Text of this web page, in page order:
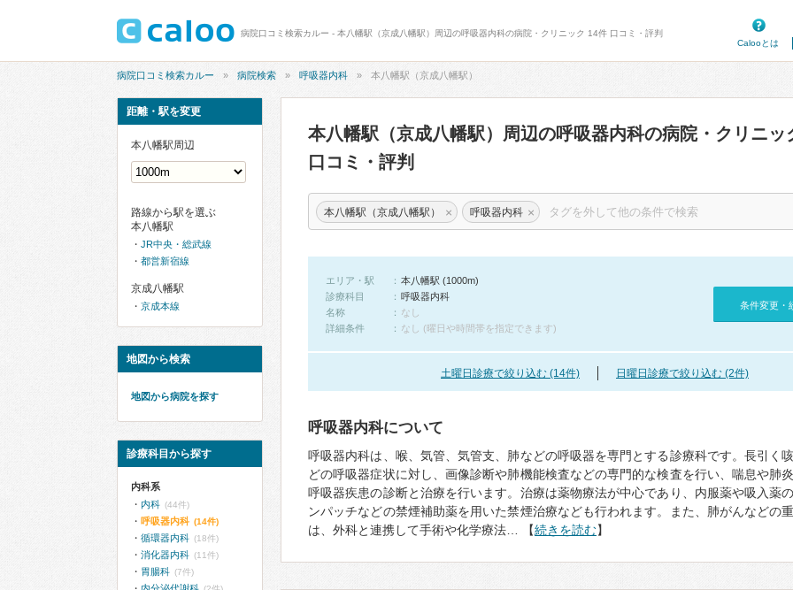
病院口コミ検索カルー - 本八幡駅（京成八幡駅）周辺の呼吸器内科の病院・クリニック 14件 口コミ・評判
Calooとは
病院口コミ検索カルー 病院検索 呼吸器内科 本八幡駅（京成八幡駅）
本八幡駅（京成八幡駅）周辺の呼吸器内科の病院・クリニ
口コミ・評判
本八幡駅（京成八幡駅） × 呼吸器内科 ×
エリア・駅
本八幡駅 (1000m)
診療科目
呼吸器内科
名称
なし
詳細条件
なし (曜日や時間帯を指定できます)
条件変更・
土曜日診療で絞り込む (14件) 日曜日診療で絞り込む (2件)
呼吸器内科について
呼吸器内科は、喉、気管、気管支、肺などの呼吸器を専門とする診療科です。長引く
どの呼吸器症状に対し、画像診断や肺機能検査などの専門的な検査を行い、喘息や肺
呼吸器疾患の診断と治療を行います。治療は薬物療法が中心であり、内服薬や吸入薬
ンパッチなどの禁煙補助薬を用いた禁煙治療なども行われます。また、肺がんなどの
は、外科と連携して手術や化学療法… 【続きを読む】
距離・駅を変更
本八幡駅周辺
路線から駅を選ぶ
本八幡駅
JR中央・総武線
都営新宿線
京成八幡駅
京成本線
地図から検索
地図から病院を探す
診療科目から探す
内科系
内科 (44件)
呼吸器内科 (14件)
循環器内科 (18件)
消化器内科 (11件)
胃腸科 (7件)